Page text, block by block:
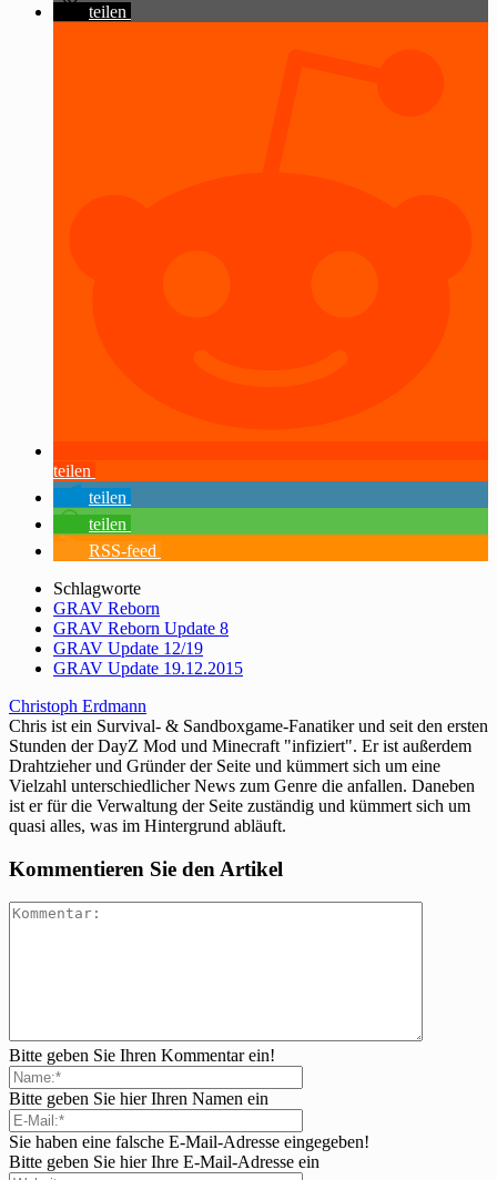
teilen
teilen
teilen
teilen
RSS-feed
Schlagworte
GRAV Reborn
GRAV Reborn Update 8
GRAV Update 12/19
GRAV Update 19.12.2015
Christoph Erdmann
Chris ist ein Survival- & Sandboxgame-Fanatiker und seit den ersten
Stunden der DayZ Mod und Minecraft "infiziert". Er ist außerdem
Drahtzieher und Gründer der Seite und kümmert sich um eine
Vielzahl unterschiedlicher News zum Genre die anfallen. Daneben
ist er für die Verwaltung der Seite zuständig und kümmert sich um
quasi alles, was im Hintergrund abläuft.
Kommentieren Sie den Artikel
Bitte geben Sie Ihren Kommentar ein!
Bitte geben Sie hier Ihren Namen ein
Sie haben eine falsche E-Mail-Adresse eingegeben!
Bitte geben Sie hier Ihre E-Mail-Adresse ein